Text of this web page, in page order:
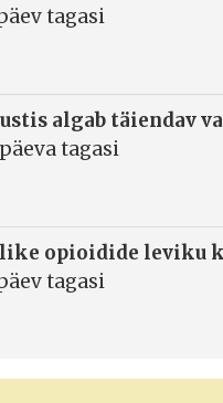
tagasi
algab täiendav
tagasi
opioidide leviku
tagasi